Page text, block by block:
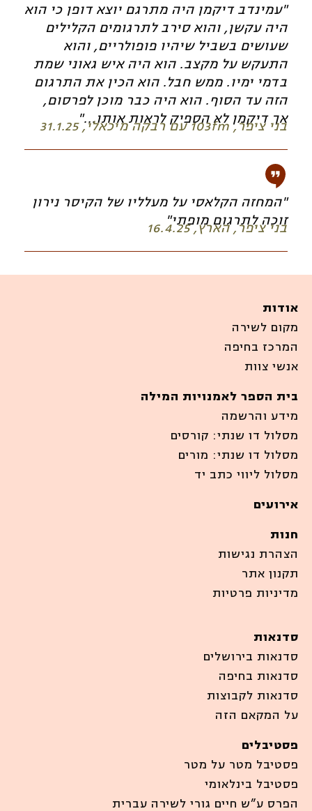
"עמינדב דיקמן היה מתרגם יוצא דופן כי הוא
היה עקשן, והוא סירב לתרגומים הקלילים
שעושים בשביל שיהיו פופולריים, והוא
התעקש על מקצב. הוא היה איש גאוני שמת
בדמי ימיו. ממש חבל. הוא הכין את התרגום
הזה עד הסוף. הוא היה כבר מוכן לפרסום,
אך דיקמן לא הספיק לראות אותו..."
בני ציפר, 103fm עם רבקה מיכאלי, 31.1.25
"המחזה הקלאסי על מעלליו של הקיסר נירון
זוכה לתרגום מופתי"
בני ציפר, הארץ, 16.4.25
אודות
מקום לשירה
המרכז בחיפה
אנשי צוות
בית הספר לאמנויות המילה
מידע והרשמה
מסלול דו שנתי: קורסים
מסלול דו שנתי: מורים
מסלול ליווי כתב יד
אירועים
חנות
הצהרת נגישות
תקנון אתר
מדיניות פרטיות
סדנאות
סדנאות בירושלים
סדנאות בחיפה
סדנאות לקבוצות
על המקאם הזה
פסטיבלים
פסטיבל מטר על מטר
פסטיבל בינלאומי
הפרס ע”ש חיים גורי לשירה עברית